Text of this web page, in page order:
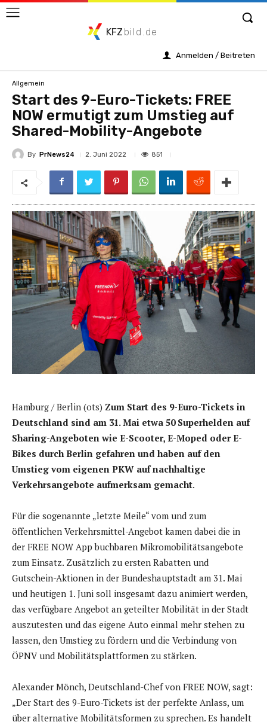
KFZ bild.de
Anmelden / Beitreten
Allgemein
Start des 9-Euro-Tickets: FREE
NOW ermutigt zum Umstieg auf
Shared-Mobility-Angebote
By PrNews24 2. Juni 2022 851
Hamburg / Berlin (ots) Zum Start des 9-Euro-Tickets in
Deutschland sind am 31. Mai etwa 50 Superhelden auf
Sharing-Angeboten wie E-Scooter, E-Moped oder E-
Bikes durch Berlin gefahren und haben auf den
Umstieg vom eigenen PKW auf nachhaltige
Verkehrsangebote aufmerksam gemacht.
Für die sogenannte „letzte Meile“ vom und zum
öffentlichen Verkehrsmittel-Angebot kamen dabei die in
der FREE NOW App buchbaren Mikromobilitätsangebote
zum Einsatz. Zusätzlich zu ersten Rabatten und
Gutschein-Aktionen in der Bundeshauptstadt am 31. Mai
und heutigen 1. Juni soll insgesamt dazu animiert werden,
das verfügbare Angebot an geteilter Mobilität in der Stadt
auszutesten und das eigene Auto einmal mehr stehen zu
lassen, den Umstieg zu fördern und die Verbindung von
ÖPNV und Mobilitätsplattformen zu stärken.
Alexander Mönch, Deutschland-Chef von FREE NOW, sagt:
„Der Start des 9-Euro-Tickets ist der perfekte Anlass, um
über alternative Mobilitätsformen zu sprechen. Es handelt